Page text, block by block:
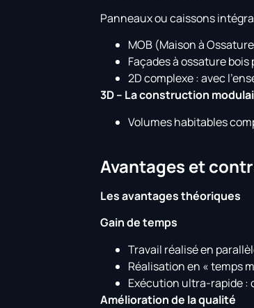
Panneaux ou caissons
MOB (Maison à
Façades à ossature
2D complexe : avec
3D – La construction
Volumes habitables
Avantages et
Les avantages théoriques
Gain de temps
Travail réalisé en
Réalisation en « temps
Exécution ultra-rapide :
Amélioration de la qualité